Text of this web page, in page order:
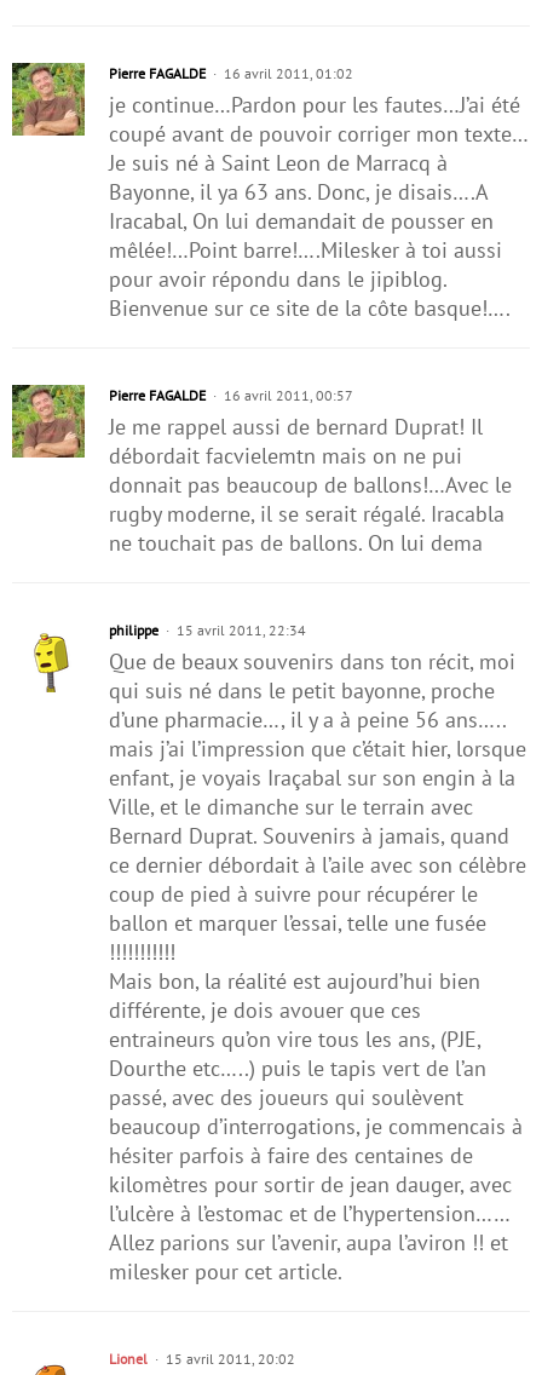
Pierre FAGALDE 16 avril 2011, 01:02
je continue…Pardon pour les fautes…J’ai été
coupé avant de pouvoir corriger mon texte…
Je suis né à Saint Leon de Marracq à
Bayonne, il ya 63 ans. Donc, je disais….A
Iracabal, On lui demandait de pousser en
mêlée!…Point barre!….Milesker à toi aussi
pour avoir répondu dans le jipiblog.
Bienvenue sur ce site de la côte basque!….
Pierre FAGALDE 16 avril 2011, 00:57
Je me rappel aussi de bernard Duprat! Il
débordait facvielemtn mais on ne pui
donnait pas beaucoup de ballons!…Avec le
rugby moderne, il se serait régalé. Iracabla
ne touchait pas de ballons. On lui dema
philippe 15 avril 2011, 22:34
Que de beaux souvenirs dans ton récit, moi
qui suis né dans le petit bayonne, proche
d’une pharmacie…, il y a à peine 56 ans…..
mais j’ai l’impression que c’était hier, lorsque
enfant, je voyais Iraçabal sur son engin à la
Ville, et le dimanche sur le terrain avec
Bernard Duprat. Souvenirs à jamais, quand
ce dernier débordait à l’aile avec son célèbre
coup de pied à suivre pour récupérer le
ballon et marquer l’essai, telle une fusée
!!!!!!!!!!!
Mais bon, la réalité est aujourd’hui bien
différente, je dois avouer que ces
entraineurs qu’on vire tous les ans, (PJE,
Dourthe etc…..) puis le tapis vert de l’an
passé, avec des joueurs qui soulèvent
beaucoup d’interrogations, je commencais à
hésiter parfois à faire des centaines de
kilomètres pour sortir de jean dauger, avec
l’ulcère à l’estomac et de l’hypertension……
Allez parions sur l’avenir, aupa l’aviron !! et
milesker pour cet article.
Lionel 15 avril 2011, 20:02